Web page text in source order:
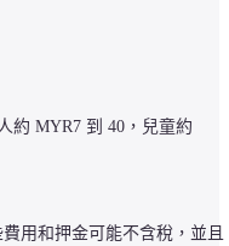
約 MYR7 到 40，兒童約
用和押金可能不含稅，並且